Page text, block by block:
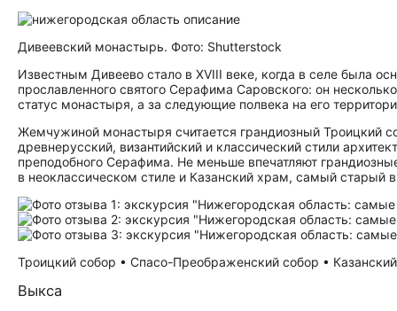
Дивеевский монастырь. Фото: Shutterstock
Известным Дивеево стало в XVIII веке, когда в селе была
прославленного святого Серафима Саровского: он
статус монастыря, а за следующие полвека на его
Жемчужиной монастыря считается грандиозный Троицкий
древнерусский, византийский и классический стили
преподобного Серафима. Не меньше впечатляют
в неоклассическом стиле и Казанский храм, самый старый в
Троицкий собор • Спасо-Преображенский собор •
Выкса